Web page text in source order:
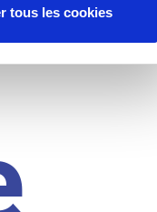
tous les cookies